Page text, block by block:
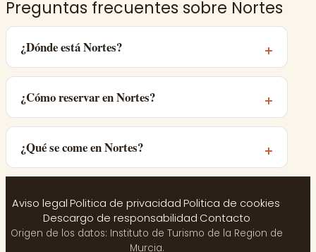
Preguntas frecuentes sobre Nortes
¿Dónde está Nortes?
¿Cómo reservar en Nortes?
¿Qué se come en Nortes?
Aviso legal·Politica de privacidad·Politica de cookies·
Descargo de responsabilidad·Contacto
Origen de los datos: Instituto de Turismo de la Region de
Murcia.